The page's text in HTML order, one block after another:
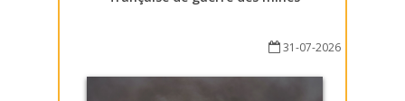
31-07-2026